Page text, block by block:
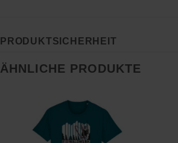
PRODUKTSICHERHEIT
ÄHNLICHE PRODUKTE
Zu
Wunschliste
hinzufügen